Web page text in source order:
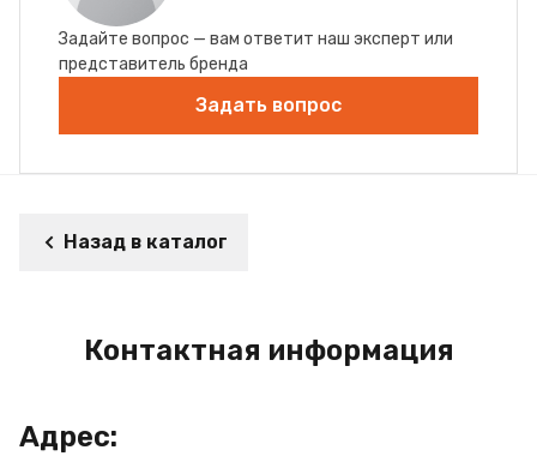
Задайте вопрос — вам ответит наш эксперт или
представитель бренда
Задать вопрос
Назад в каталог
Контактная информация
Адрес: